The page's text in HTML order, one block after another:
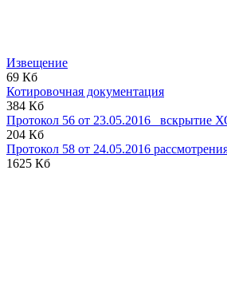
Извещение
69 Кб
Котировочная документация
384 Кб
Протокол 56 от 23.05.2016
204 Кб
Протокол 58 от 24.05.2016
1625 Кб